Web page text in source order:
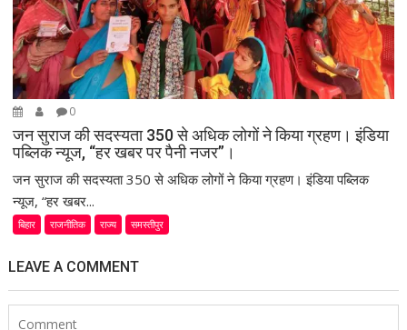
0
जन सुराज की सदस्यता 350 से अधिक लोगों ने किया ग्रहण। इंडिया
पब्लिक न्यूज, “हर खबर पर पैनी नजर”।
जन सुराज की सदस्यता 350 से अधिक लोगों ने किया ग्रहण। इंडिया पब्लिक
न्यूज, “हर खबर...
बिहार राजनीतिक राज्य समस्तीपुर
LEAVE A COMMENT